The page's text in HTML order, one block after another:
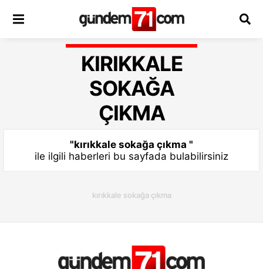
KIRIKKALE
SOKAĞA
ÇIKMA
"kırıkkale sokağa çıkma "
ile ilgili haberleri bu sayfada bulabilirsiniz
kırıkkale sokağa çıkma